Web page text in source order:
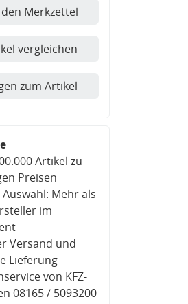
Merkzettel
vergleichen
zum Artikel
Artikel zu
Preisen
Auswahl: Mehr als
im
Versand und
Lieferung
von KFZ-
08165 / 5093200